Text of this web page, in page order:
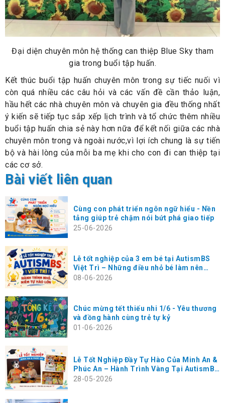
Đại diện chuyên môn hệ thống can thiệp Blue Sky tham
gia trong buổi tập huấn.
Kết thúc buổi tập huấn chuyên môn trong sự tiếc nuối vì
còn quá nhiều các câu hỏi và các vấn đề cần thảo luận,
hầu hết các nhà chuyên môn và chuyên gia đều thống nhất
ý kiến sẽ tiếp tục sắp xếp lịch trình và tổ chức thêm nhiều
buổi tập huấn chia sẻ này hơn nữa để kết nối giữa các nhà
chuyên môn trong và ngoài nước,vì lợi ích chung là sự tiến
bộ và hài lòng của mỗi ba mẹ khi cho con đi can thiệp tại
các cơ sở.
Bài viết liên quan
Cùng con phát triển ngôn ngữ hiểu - Nền
tảng giúp trẻ chậm nói bứt phá giao tiếp
25-06-2026
Lễ tốt nghiệp của 3 em bé tại AutismBS
Việt Trì – Những điều nhỏ bé làm nên
hạnh phúc rất lớn
08-06-2026
Chúc mừng tết thiếu nhi 1/6 - Yêu thương
và đồng hành cùng trẻ tự kỷ
01-06-2026
Lễ Tốt Nghiệp Đầy Tự Hào Của Minh An &
Phúc An – Hành Trình Vàng Tại AutismBS
Thanh Xuân
28-05-2026